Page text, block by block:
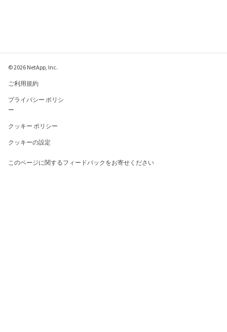
© 2026 NetApp, Inc.
ご利用規約
プライバシー ポリシ
ー
クッキー ポリシー
クッキーの設定
このページに関するフィードバックをお寄せください